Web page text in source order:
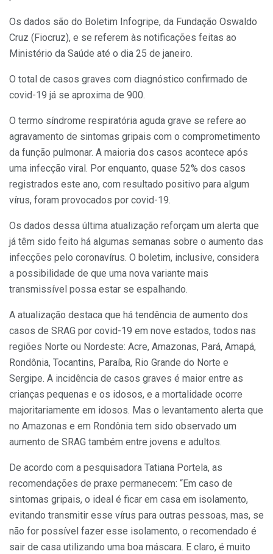
Os dados são do Boletim Infogripe, da Fundação Oswaldo
Cruz (Fiocruz), e se referem às notificações feitas ao
Ministério da Saúde até o dia 25 de janeiro.
O total de casos graves com diagnóstico confirmado de
covid-19 já se aproxima de 900.
O termo síndrome respiratória aguda grave se refere ao
agravamento de sintomas gripais com o comprometimento
da função pulmonar. A maioria dos casos acontece após
uma infecção viral. Por enquanto, quase 52% dos casos
registrados este ano, com resultado positivo para algum
vírus, foram provocados por covid-19.
Os dados dessa última atualização reforçam um alerta que
já têm sido feito há algumas semanas sobre o aumento das
infecções pelo coronavírus. O boletim, inclusive, considera
a possibilidade de que uma nova variante mais
transmissível possa estar se espalhando.
A atualização destaca que há tendência de aumento dos
casos de SRAG por covid-19 em nove estados, todos nas
regiões Norte ou Nordeste: Acre, Amazonas, Pará, Amapá,
Rondônia, Tocantins, Paraíba, Rio Grande do Norte e
Sergipe. A incidência de casos graves é maior entre as
crianças pequenas e os idosos, e a mortalidade ocorre
majoritariamente em idosos. Mas o levantamento alerta que
no Amazonas e em Rondônia tem sido observado um
aumento de SRAG também entre jovens e adultos.
De acordo com a pesquisadora Tatiana Portela, as
recomendações de praxe permanecem: “Em caso de
sintomas gripais, o ideal é ficar em casa em isolamento,
evitando transmitir esse vírus para outras pessoas, mas, se
não for possível fazer esse isolamento, o recomendado é
sair de casa utilizando uma boa máscara. E claro, é muito